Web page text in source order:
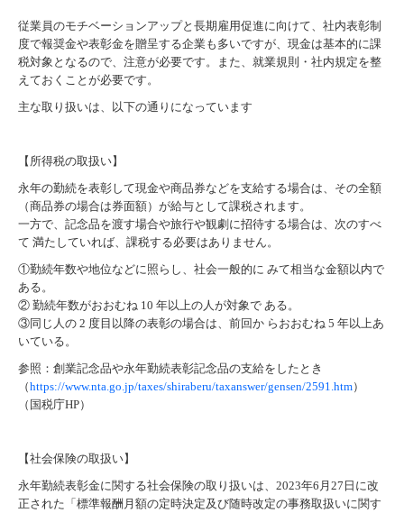
従業員のモチベーションアップと長期雇用促進に向けて、社内表彰制
度で報奨金や表彰金を贈呈する企業も多いですが、現金は基本的に課
税対象となるので、注意が必要です。また、就業規則・社内規定を整
えておくことが必要です。
主な取り扱いは、以下の通りになっています
【所得税の取扱い】
永年の勤続を表彰して現金や商品券などを支給する場合は、その全額
（商品券の場合は券面額）が給与として課税されます。
一方で、記念品を渡す場合や旅行や観劇に招待する場合は、次のすべ
て 満たしていれば、課税する必要はありません。
①勤続年数や地位などに照らし、社会一般的に みて相当な金額以内で
ある。
② 勤続年数がおおむね 10 年以上の人が対象で ある。
③同じ人の 2 度目以降の表彰の場合は、前回か らおおむね 5 年以上あ
いている。
参照：創業記念品や永年勤続表彰記念品の支給をしたとき
（https://www.nta.go.jp/taxes/shiraberu/taxanswer/gensen/2591.htm）
（国税庁HP）
【社会保険の取扱い】
永年勤続表彰金に関する社会保険の取り扱いは、2023年6月27日に改
正された「標準報酬月額の定時決定及び随時改定の事務取扱いに関す